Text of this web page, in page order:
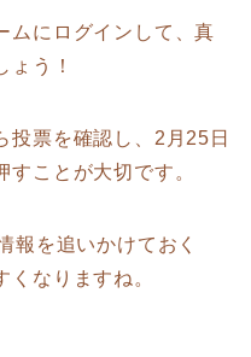
ムにログインして、真
ょう！
投票を確認し、2月25日
ことが大切です。
報を追いかけておく
なりますね。